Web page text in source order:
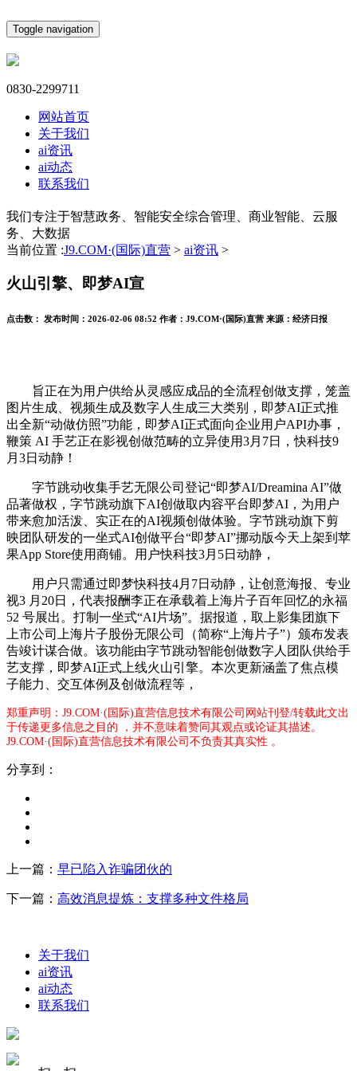
Toggle navigation
0830-2299711
网站首页
关于我们
ai资讯
ai动态
联系我们
我们专注于智慧政务、智能安全综合管理、商业智能、云服
务、大数据
当前位置 :J9.COM·(国际)直营 > ai资讯 >
火山引擎、即梦AI宣
点击数： 发布时间： 2026-02-06 08:52 作者： J9.COM·(国际)直营 来源： 经济日报
旨正在为用户供给从灵感应成品的全流程创做支撑，笼盖
图片生成、视频生成及数字人生成三大类别，即梦AI正式推
出全新“动做仿照”功能，即梦AI正式面向企业用户API办事，
鞭策 AI 手艺正在影视创做范畴的立异使用3月7日，快科技9
月3日动静！
字节跳动收集手艺无限公司登记“即梦AI/Dreamina AI”做
品著做权，字节跳动旗下AI创做取内容平台即梦AI，为用户
带来愈加活泼、实正在的AI视频创做体验。字节跳动旗下剪
映团队研发的一坐式AI创做平台“即梦AI”挪动版今天上架到苹
果App Store使用商铺。用户快科技3月5日动静，
用户只需通过即梦快科技4月7日动静，让创意海报、专业
视3 月20日，代表报酬李正在承载着上海片子百年回忆的永福
52 号展出。打制一坐式“AI片场”。据报道，取上影集团旗下
上市公司上海片子股份无限公司（简称“上海片子”）颁布发表
告竣计谋合做。该功能由字节跳动智能创做数字人团队供给手
艺支撑，即梦AI正式上线火山引擎。本次更新涵盖了焦点模
子能力、交互体例及创做流程等，
郑重声明：J9.COM·(国际)直营信息技术有限公司网站刊登/转载此文出
于传递更多信息之目的 ，并不意味着赞同其观点或论证其描述。
J9.COM·(国际)直营信息技术有限公司不负责其真实性 。
分享到：
上一篇： 早已陷入诈骗团伙的
下一篇： 高效消息提炼：支撑多种文件格局
关于我们
ai资讯
ai动态
联系我们